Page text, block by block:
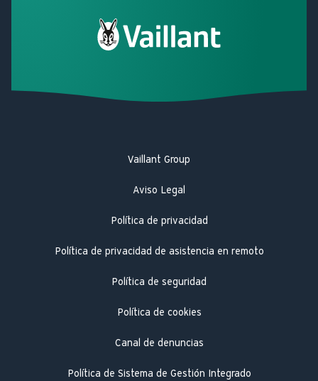
Vaillant Group
Aviso Legal
Política de privacidad
Política de privacidad de asistencia en remoto
Política de seguridad
Política de cookies
Canal de denuncias
Política de Sistema de Gestión Integrado